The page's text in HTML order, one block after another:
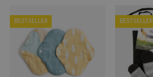
BESTSELLER BESTSELLER